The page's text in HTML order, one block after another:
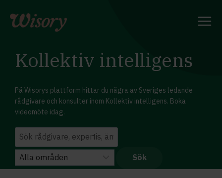
content
Kollektiv intelligens
På Wisorys plattform hittar du några av Sveriges ledande
rådgivare och konsulter inom Kollektiv intelligens. Boka
videomöte idag.